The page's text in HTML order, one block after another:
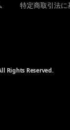
特定商取引法に
Rights Reserved.